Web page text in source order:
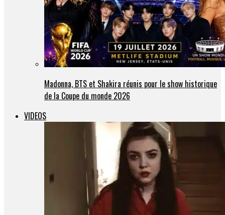
Madonna, BTS et Shakira réunis pour le show historique
de la Coupe du monde 2026
VIDEOS